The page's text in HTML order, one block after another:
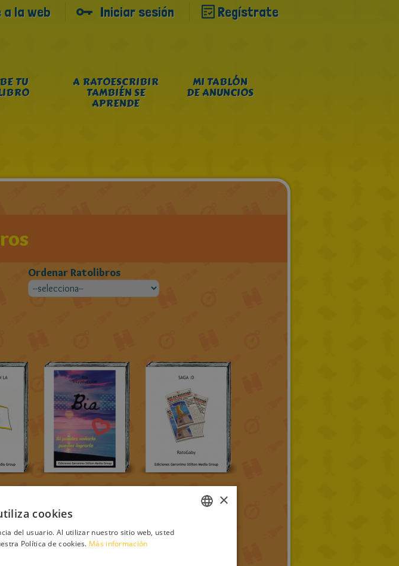
a la web Iniciar sesión Regístrate
TU A RATOESCRIBIR
TAMBIÉN SE
APRENDE
MI TABLÓN
DE ANUNCIOS
Ordenar Ratolibros
×
cookies
del usuario. Al utilizar nuestro sitio web, usted
Política de cookies. Más información